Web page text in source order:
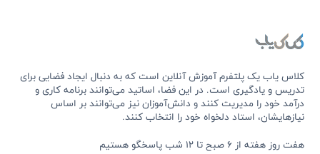
کلاس یاب یک پلتفرم آموزش آنلاین است که به دنبال ایجاد فضایی برای
تدریس و یادگیری است. در این فضا، اساتید می‌توانند برنامه کاری و
درآمد خود را مدیریت کنند و دانش‌آموزان نیز می‌توانند بر اساس
نیازهایشان، استاد دلخواه خود را انتخاب کنند.
هفت روز هفته از 6 صبح تا 12 شب پاسخگو هستیم